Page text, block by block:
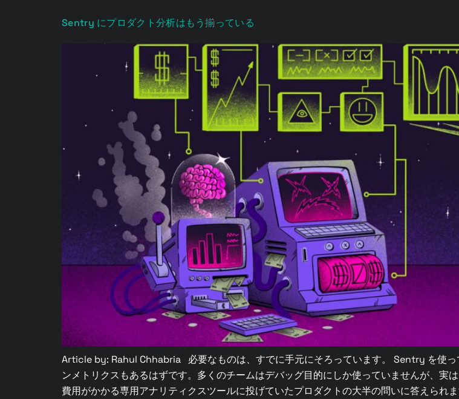
Sentry にプロダクト分析はもう揃っている
Article by: Rahul Chhabria 必要なものは、すでに手元にそろっています。 Sentry を使っ
ンメトリクスもあるはずです。多くのチームはデバッグ目的にしか使っていませんが、実
費用がかかる専用アナリティクスツールに投げていたプロダクトの大半の問いに答えられ